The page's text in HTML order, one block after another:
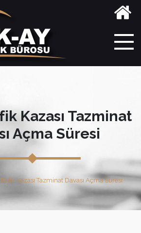
Kazası Tazminat
Açma Süresi
Kazası Tazminat Davası Açma Süresi